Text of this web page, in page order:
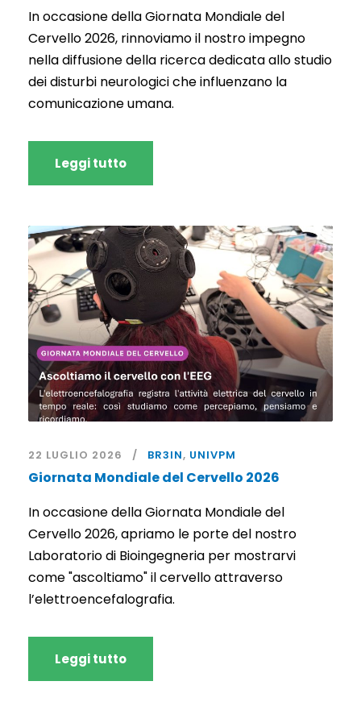
In occasione della Giornata Mondiale del
Cervello 2026, rinnoviamo il nostro impegno
nella diffusione della ricerca dedicata allo studio
dei disturbi neurologici che influenzano la
comunicazione umana.
Leggi tutto
22 LUGLIO 2026 BR3IN, UNIVPM
Giornata Mondiale del Cervello 2026
In occasione della Giornata Mondiale del
Cervello 2026, apriamo le porte del nostro
Laboratorio di Bioingegneria per mostrarvi
come "ascoltiamo" il cervello attraverso
l’elettroencefalografia.
Leggi tutto